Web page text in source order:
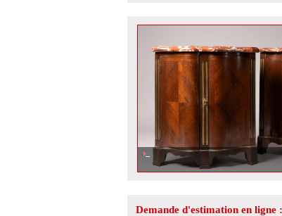
Estimation d'une paire d'encoignures, l'une
prochaine vente
Demande d'estimation en ligne :